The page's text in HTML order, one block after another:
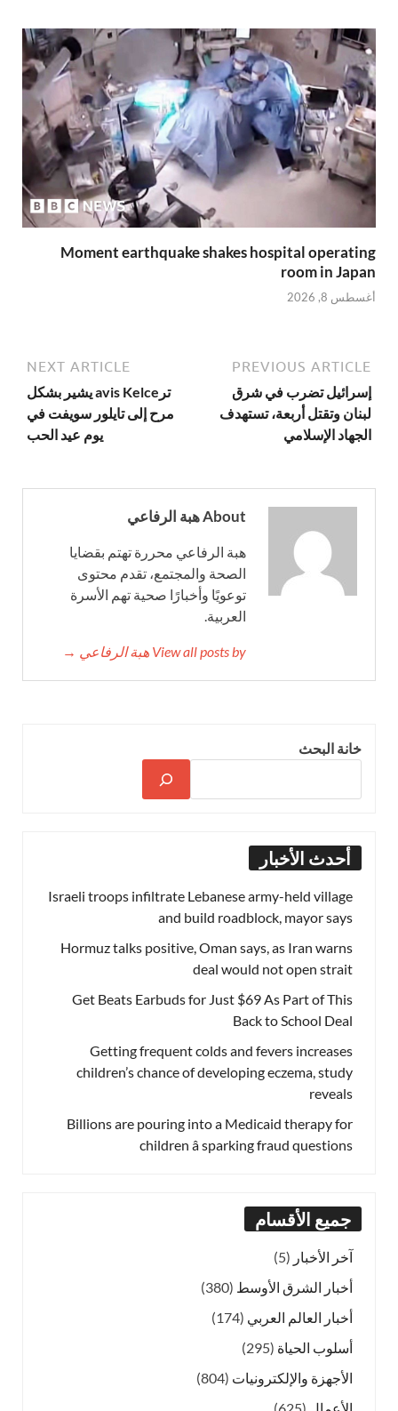
Moment earthquake shakes hospital operating
room in Japan
أغسطس 8, 2026
PREVIOUS ARTICLE
إسرائيل تضرب في شرق
لبنان وتقتل أربعة، تستهدف
الجهاد الإسلامي
NEXT ARTICLE
ترavis Kelce يشير بشكل
مرح إلى تايلور سويفت في
يوم عيد الحب
About هبة الرفاعي
هبة الرفاعي محررة تهتم بقضايا
الصحة والمجتمع، تقدم محتوى
توعويًا وأخبارًا صحية تهم الأسرة
العربية.
View all posts by هبة الرفاعي →
خانة البحث
أحدث الأخبار
Israeli troops infiltrate Lebanese army-held village
and build roadblock, mayor says
Hormuz talks positive, Oman says, as Iran warns
deal would not open strait
Get Beats Earbuds for Just $69 As Part of This
Back to School Deal
Getting frequent colds and fevers increases
children’s chance of developing eczema, study
reveals
Billions are pouring into a Medicaid therapy for
children â sparking fraud questions
جميع الأقسام
آخر الأخبار (5)
أخبار الشرق الأوسط (380)
أخبار العالم العربي (174)
أسلوب الحياة (295)
الأجهزة والإلكترونيات (804)